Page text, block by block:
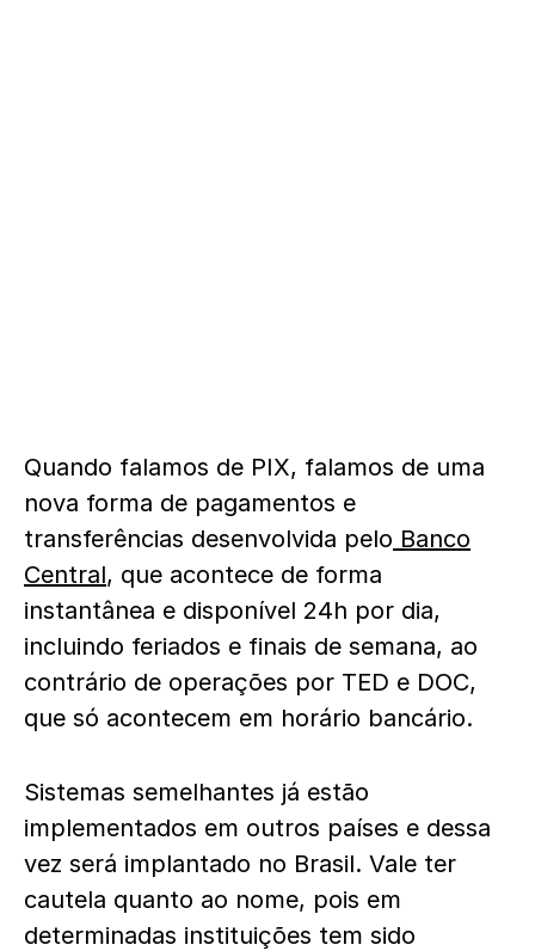
Quando falamos de PIX, falamos de uma
nova forma de pagamentos e
transferências desenvolvida pelo Banco
Central, que acontece de forma
instantânea e disponível 24h por dia,
incluindo feriados e finais de semana, ao
contrário de operações por TED e DOC,
que só acontecem em horário bancário.
Sistemas semelhantes já estão
implementados em outros países e dessa
vez será implantado no Brasil. Vale ter
cautela quanto ao nome, pois em
determinadas instituições tem sido